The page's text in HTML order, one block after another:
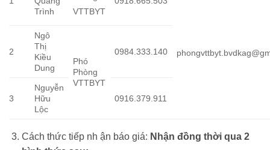
Trình
VTTBYT
2
Ngô
Thị
Kiều
Dung
Phó
Phòng
VTTBYT
0984.333.140
3
Nguyễn
Hữu
Lộc
0916.379.911
Cách thức tiếp nh ận báo giá: Nhận đồng thời qua 2